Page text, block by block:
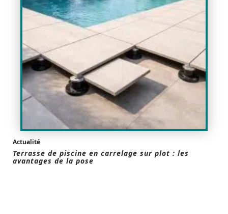
Actualité
Terrasse de piscine en carrelage sur plot : les
avantages de la pose